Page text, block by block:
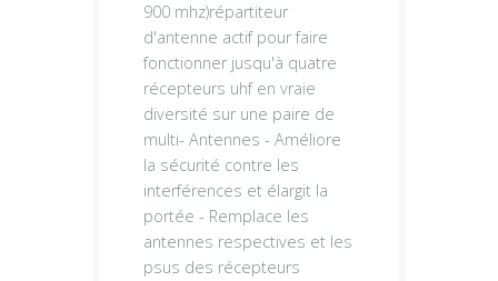
900 mhz)répartiteur
d'antenne actif pour faire
fonctionner jusqu'à quatre
récepteurs uhf en vraie
diversité sur une paire de
multi- Antennes - Améliore
la sécurité contre les
interférences et élargit la
portée - Remplace les
antennes respectives et les
psus des récepteurs